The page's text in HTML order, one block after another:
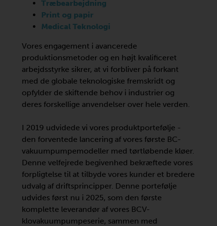
Træbearbejdning
Print og papir
Medical Teknologi
Vores engagement i avancerede
produktionsmetoder og en højt kvalificeret
arbejdsstyrke sikrer, at vi forbliver på forkant
med de globale teknologiske fremskridt og
opfylder de skiftende behov i industrier og
deres forskellige anvendelser over hele verden.
I 2019 udvidede vi vores produktportefølje -
den forventede lancering af vores første BC-
vakuumpumpemodeller med tørtløbende kløer.
Denne velfejrede begivenhed bekræftede vores
forpligtelse til at tilbyde vores kunder et bredere
udvalg af driftsprincipper. Denne portefølje
udvides først nu i 2025, som den første
komplette leverandør af vores BCV-
klovakuumpumpeserie, sammen med